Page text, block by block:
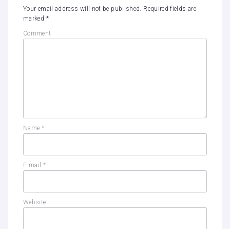
Your email address will not be published. Required fields are
marked *
Comment
Name *
E-mail *
Website